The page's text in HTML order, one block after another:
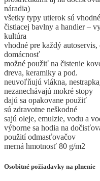
náradia)
všetky typy utierok sú
čistiacej bavlny a handier –
kultúra
vhodné pre každý
domácnosť
možné použiť na čistenie
dreva, keramiky a pod.
neuvoľňujú vlákna,
nezanechávajú mokré stopy
dajú sa opakovane použiť
sú zdravotne neškodné
sajú oleje, emulzie, vodu a
výborne sa hodia na
použití odmasťovačov
merná hmotnosť 80 g/m2
Osobitné požiadavky na plnenie